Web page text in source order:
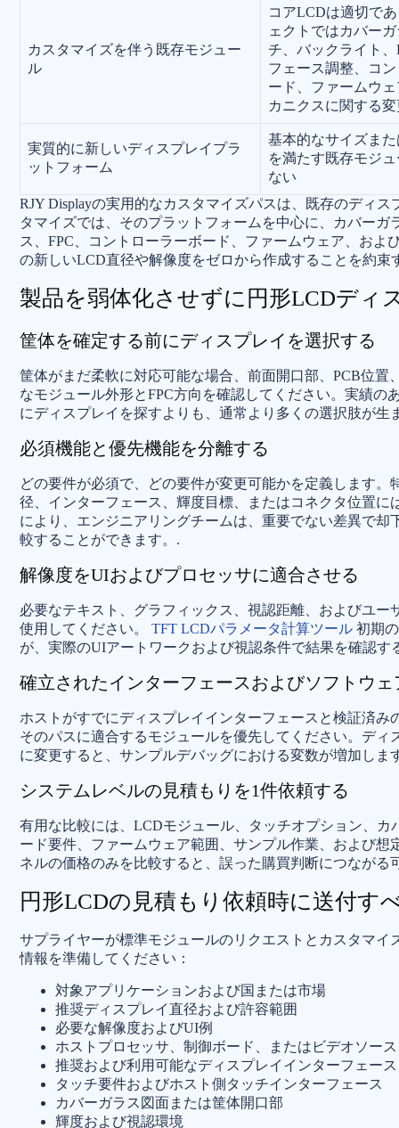
カスタマイズを伴う既存モジュー
ル
コアLCDは適切で
ェクトではカバー
チ、バックライト
フェース調整、コ
ード、ファームウ
カニクスに関する
実質的に新しいディスプレイプラ
ットフォーム
基本的なサイズま
を満たす既存モジ
ない
RJY Displayの実用的なカスタマイズパスは、既存のディ
タマイズでは、そのプラットフォームを中心に、カバー
ス、FPC、コントローラーボード、ファームウェア、お
の新しいLCD直径や解像度をゼロから作成することを約
製品を弱体化させずに円形LCDディ
筐体を確定する前にディスプレイを選択する
筐体がまだ柔軟に対応可能な場合、前面開口部、PCB位
なモジュール外形とFPC方向を確認してください。実績
にディスプレイを探すよりも、通常より多くの選択肢が生
必須機能と優先機能を分離する
どの要件が必須で、どの要件が変更可能かを定義します
径、インターフェース、輝度目標、またはコネクタ位置
により、エンジニアリングチームは、重要でない差異で
較することができます。.
解像度をUIおよびプロセッサに適合させる
必要なテキスト、グラフィックス、視認距離、およびユ
使用してください。 TFT LCDパラメータ計算ツール 初期
が、実際のUIアートワークおよび視認条件で結果を確認す
確立されたインターフェースおよびソフトウ
ホストがすでにディスプレイインターフェースと検証済
そのパスに適合するモジュールを優先してください。デ
に変更すると、サンプルデバッグにおける変数が増加しま
システムレベルの見積もりを1件依頼する
有用な比較には、LCDモジュール、タッチオプション、
ード要件、ファームウェア範囲、サンプル作業、および
ネルの価格のみを比較すると、誤った購買判断につながる
円形LCDの見積もり依頼時に送付す
サプライヤーが標準モジュールのリクエストとカスタマ
情報を準備してください：
対象アプリケーションおよび国または市場
推奨ディスプレイ直径および許容範囲
必要な解像度およびUI例
ホストプロセッサ、制御ボード、またはビデオソース
推奨および利用可能なディスプレイインターフェース
タッチ要件およびホスト側タッチインターフェース
カバーガラス図面または筐体開口部
輝度および視認環境